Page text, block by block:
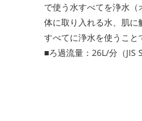
で使う水すべてを浄水（
体に取り入れる水、肌に
すべてに浄水を使うこと
■ろ過流量：26L/分（